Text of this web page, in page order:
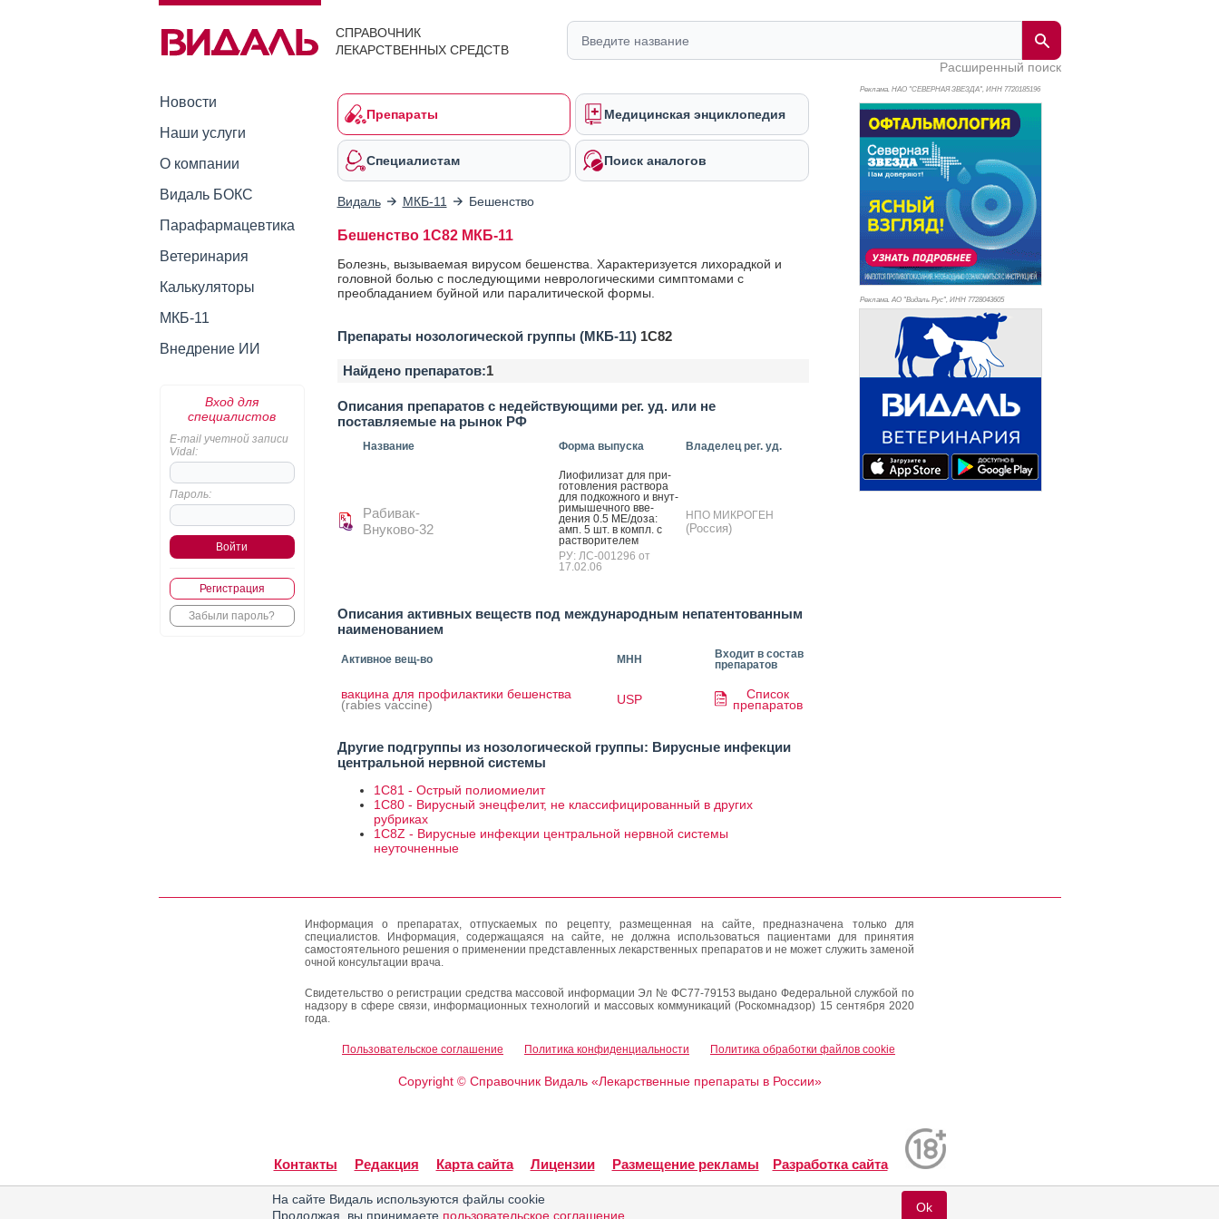
СПРАВОЧНИК
ЛЕКАРСТВЕННЫХ СРЕДСТВ
Расширенный поиск
Новости
Наши услуги
О компании
Видаль БОКС
Парафармацевтика
Ветеринария
Калькуляторы
МКБ-11
Внедрение ИИ
Вход для
специалистов
E-mail учетной записи
Vidal:
Пароль:
Регистрация
Забыли пароль?
Препараты Медицинская энциклопедия
Специалистам Поиск аналогов
Видаль МКБ-11 Бешенство
Бешенство 1C82 МКБ-11
Болезнь, вызываемая вирусом бешенства. Характеризуется лихорадкой и
головной болью с последующими неврологическими симптомами с
преобладанием буйной или паралитической формы.
Препараты нозологической группы (МКБ-11) 1C82
Найдено препаратов:1
Описания препаратов с недействующими рег. уд. или не
поставляемые на рынок РФ
Название Форма выпуска Владелец рег. уд.
Рабивак-
Внуково-32
Ли­офи­лизат для при­
готов­ле­ния рас­тво­ра
для под­кожно­го и внут­
ри­мышеч­но­го вве­
дения 0.5 МЕ/до­за:
амп. 5 шт. в компл. с
рас­тво­рите­лем
РУ: ЛС-001296 от
17.02.06
НПО МИКРОГЕН
(Россия)
Описания активных веществ под международным непатентованным
наименованием
Активное вещ-во МНН
Входит в состав
препаратов
вакцина для профилактики бешенства
(rabies vaccine) USP Список
препаратов
Другие подгруппы из нозологической группы: Вирусные инфекции
центральной нервной системы
1C81 - Острый полиомиелит
1C80 - Вирусный энецфелит, не классифицированный в других
рубриках
1C8Z - Вирусные инфекции центральной нервной системы
неуточненные
Реклама. НАО "СЕВЕРНАЯ ЗВЕЗДА", ИНН 7720185196
Реклама. АО "Видаль Рус", ИНН 7728043605
Информация о препаратах, отпускаемых по рецепту, размещенная на сайте, предназначена только для
специалистов. Информация, содержащаяся на сайте, не должна использоваться пациентами для принятия
самостоятельного решения о применении представленных лекарственных препаратов и не может служить заменой
очной консультации врача.
Свидетельство о регистрации средства массовой информации Эл № ФС77-79153 выдано Федеральной службой по
надзору в сфере связи, информационных технологий и массовых коммуникаций (Роскомнадзор) 15 сентября 2020
года.
Пользовательское соглашение Политика конфиденциальности Политика обработки файлов cookie
Copyright ©Справочник Видаль «Лекарственные препараты в России»
Контакты Редакция Карта сайта Лицензии Размещение рекламы Разработка сайта
На сайте Видаль используются файлы cookie
Продолжая, вы принимаете пользовательское соглашение
Ok